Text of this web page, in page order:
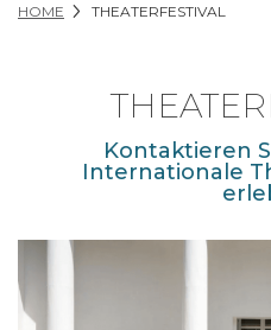
HOME THEATERFESTIVAL
Kontaktieren
Internationale